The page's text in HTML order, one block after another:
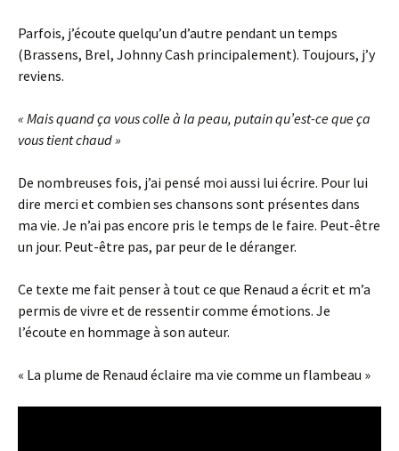
Parfois, j’écoute quelqu’un d’autre pendant un temps
(Brassens, Brel, Johnny Cash principalement). Toujours, j’y
reviens.
« Mais quand ça vous colle à la peau, putain qu’est-ce que ça
vous tient chaud »
De nombreuses fois, j’ai pensé moi aussi lui écrire. Pour lui
dire merci et combien ses chansons sont présentes dans
ma vie. Je n’ai pas encore pris le temps de le faire. Peut-être
un jour. Peut-être pas, par peur de le déranger.
Ce texte me fait penser à tout ce que Renaud a écrit et m’a
permis de vivre et de ressentir comme émotions. Je
l’écoute en hommage à son auteur.
« La plume de Renaud éclaire ma vie comme un flambeau »